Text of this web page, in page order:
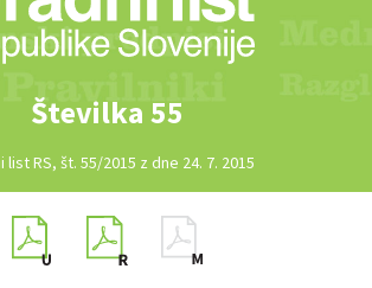
Številka 55
list RS, št. 55/2015 z dne 24. 7. 2015